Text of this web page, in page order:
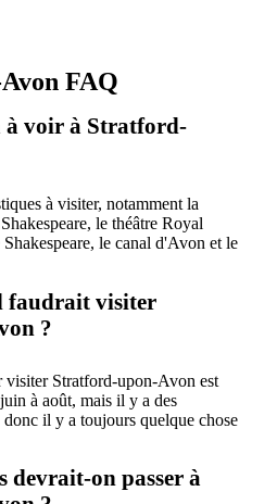
FAQ
à voir à Stratford-
à visiter, notamment la
le théâtre Royal
Shakespeare, le canal d'Avon et le
faudrait visiter
?
Stratford-upon-Avon est
à août, mais il y a des
donc il y a toujours quelque chose
devrait-on passer à